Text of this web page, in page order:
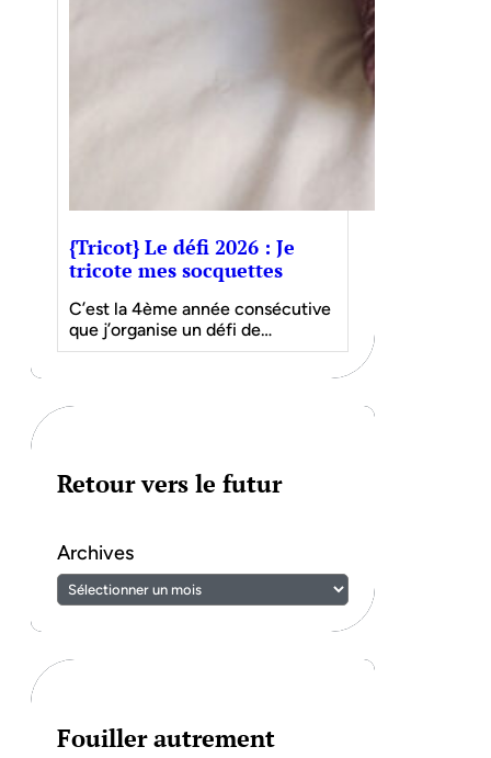
{Tricot} Le défi 2026 : Je
tricote mes socquettes
C’est la 4ème année consécutive
que j’organise un défi de…
Retour vers le futur
Archives
Fouiller autrement